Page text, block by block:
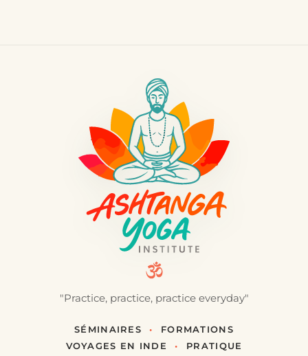
"Practice, practice, practice everyday"
SÉMINAIRES •
FORMATIONS
VOYAGES EN INDE
•
PRATIQUE